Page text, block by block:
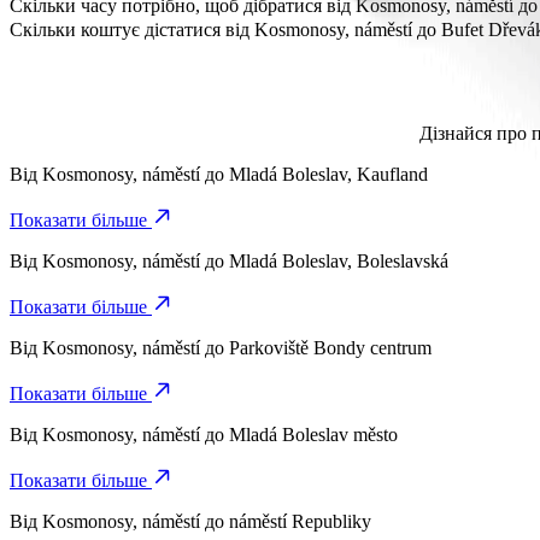
Відстань від Kosmonosy, náměstí до Bufet Dřevák становить
Скільки часу потрібно, щоб дібратися від Kosmonosy, náměstí
Потрібно близько 6 хв, щоб дібратися від Kosmonosy, náměstí
Скільки коштує дістатися від Kosmonosy, náměstí до Bufet
Вартість поїздки від Kosmonosy, náměstí до Bufet Dřevák з
Дізнайся про
Від Kosmonosy, náměstí до Mladá Boleslav, Kaufland
Показати більше
Від Kosmonosy, náměstí до Mladá Boleslav, Boleslavská
Показати більше
Від Kosmonosy, náměstí до Parkoviště Bondy centrum
Показати більше
Від Kosmonosy, náměstí до Mladá Boleslav město
Показати більше
Від Kosmonosy, náměstí до náměstí Republiky